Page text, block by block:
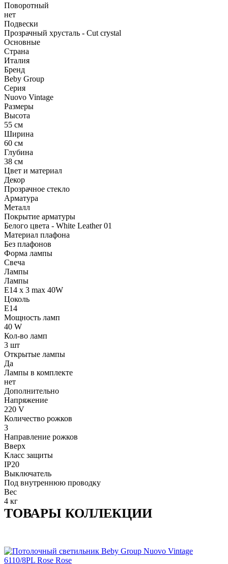
Поворотный
нет
Подвески
Прозрачный хрусталь - Cut crystal
Основные
Страна
Италия
Бренд
Beby Group
Серия
Nuovo Vintage
Размеры
Высота
55 см
Ширина
60 см
Глубина
38 см
Цвет и материал
Декор
Прозрачное стекло
Арматура
Металл
Покрытие арматуры
Белого цвета - White Leather 01
Материал плафона
Без плафонов
Форма лампы
Свеча
Лампы
Лампы
E14 x 3 max 40W
Цоколь
E14
Мощность ламп
40 W
Кол-во ламп
3 шт
Открытые лампы
Да
Лампы в комплекте
нет
Дополнительно
Напряжение
220 V
Количество рожков
3
Направление рожков
Вверх
Класс защиты
IP20
Выключатель
Под внутреннюю проводку
Вес
4 кг
ТОВАРЫ КОЛЛЕКЦИИ